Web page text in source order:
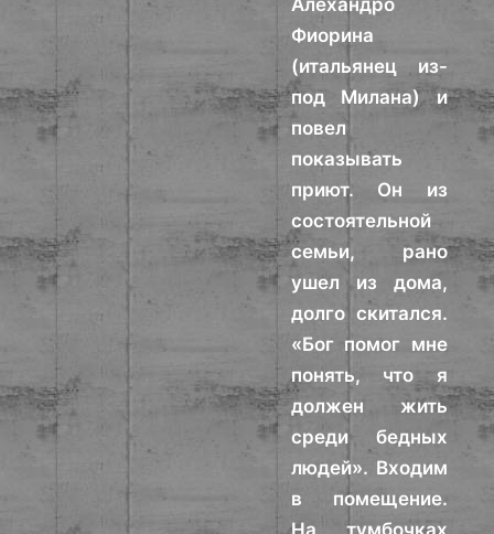
Алехандро
Фиорина
(итальянец из-
под Милана) и
повел
показывать
приют. Он из
состоятельной
семьи, рано
ушел из дома,
долго скитался.
«Бог помог мне
понять, что я
должен жить
среди бедных
людей». Входим
в помещение.
На тумбочках